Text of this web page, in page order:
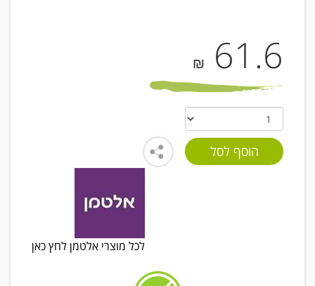
61.6
₪
לכל מוצרי אלטמן לחץ כאן